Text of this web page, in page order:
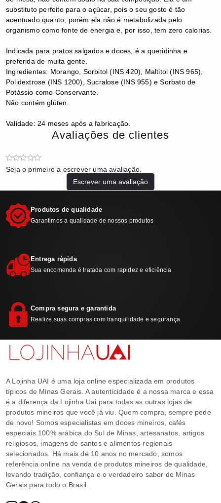
substituto perfeito para o açúcar, pois o seu gosto é tão
acentuado quanto, porém ela não é metabolizada pelo
organismo como fonte de energia e, por isso, tem zero calorias.
Indicada para pratos salgados e doces, é a queridinha e
preferida de muita gente.
Ingredientes: Morango, Sorbitol (INS 420), Maltitol (INS 965),
Polidextrose (INS 1200), Sucralose (INS 955) e Sorbato de
Potássio como Conservante.
Não contém glúten.
Validade: 24 meses após a fabricação.
Avaliações de clientes
Seja o primeiro a escrever uma avaliação.
Escrever uma avaliação
Produtos de qualidade
Garantimos a qualidade de nossos produtos
Entrega rápida
Sua encomenda é tratada com rapidez e eficiência
Compra segura e garantida
Realize suas compras com tranquilidade e segurança
A Lojinha UAI é uma loja online especializada em produtos
típicos de Minas Gerais. A autenticidade é a nossa marca e essa
é a diferença da Lojinha Uai para todas as outras lojas de
produtos mineiros que você já viu. Quem compra, sempre pede
de novo! Somos especialistas em doces mineiros, cafés
especiais 100% arábica do Sul de Minas, artesanatos, artigos
religiosos, imagens de santos e alimentos regionais
selecionados. Há mais de 10 anos no mercado, somos
referência online na venda de produtos mineiros de qualidade,
levando tradição, confiança e o verdadeiro sabor de Minas
Gerais para todo o Brasil.